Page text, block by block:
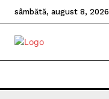
sâmbătă, august 8, 2026